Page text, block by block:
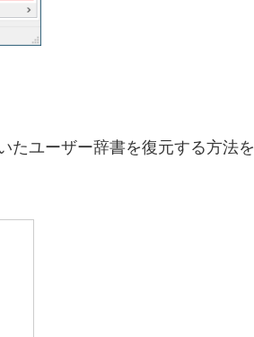
たユーザー辞書を復元する方法を